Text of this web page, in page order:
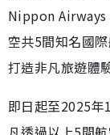
Nippon Airways
空共5間知名國
打造非凡旅遊體
即日起至2025年